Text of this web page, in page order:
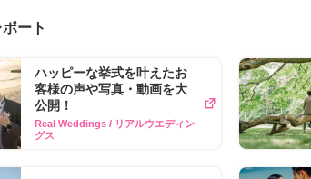
ート
ハッピーな挙式を叶えたお
客様の声や写真​・動画を​大
公開！
Real Weddings / リアルウエディン
グス